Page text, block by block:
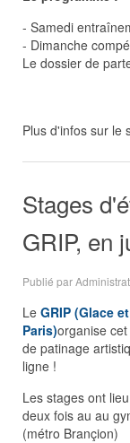
- Samedi
- Dimanche
Le dossier de
Plus d'infos sur le
Stages
GRIP, en
Publié par
Le GRIP (Glace
Paris)organise
de patinage
ligne !
Les stages ont
deux fois au au
(métro Brançion)